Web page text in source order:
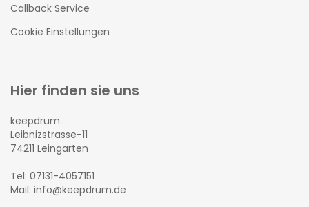
Callback Service
Cookie Einstellungen
Hier finden sie uns
keepdrum
Leibnizstrasse-11
74211 Leingarten
Tel: 07131-4057151
Mail: info@keepdrum.de